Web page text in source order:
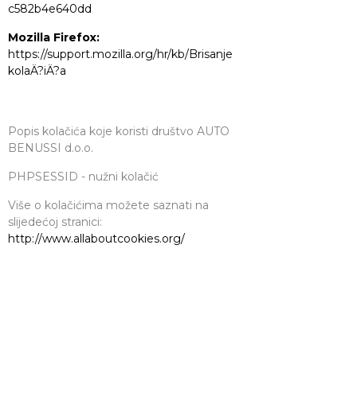
c582b4e640dd
Mozilla Firefox:
https://support.mozilla.org/hr/kb/Brisanje
kolaÄ?iÄ?a
Popis kolačića koje koristi društvo AUTO
BENUSSI d.o.o.
PHPSESSID - nužni kolačić
Više o kolačićima možete saznati na
slijedećoj stranici:
http://www.allaboutcookies.org/